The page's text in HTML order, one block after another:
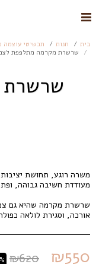
בית חנות תכשיטי עוצמה
שרשרת מקרמה מתלפפת
שרשרת מקרמה שהיא גם
אורכה, וסגירת לולאה
₪550
₪620